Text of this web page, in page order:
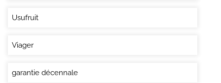
Usufruit
Viager
garantie décennale